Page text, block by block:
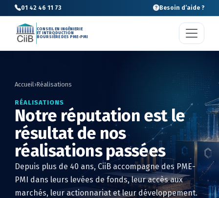
01 42 46 11 73 Besoin d’aide ?
CONSEIL EN INGÉNIERIE
ET INTRODUCTION
BOURSIÈRE DES PME-PMI
Accueil›Réalisations
RÉALISATIONS
Notre réputation est le
résultat de nos
réalisations passées
Depuis plus de 40 ans, CiiB accompagne des PME-
PMI dans leurs levées de fonds, leur accès aux
marchés, leur actionnariat et leur développement.